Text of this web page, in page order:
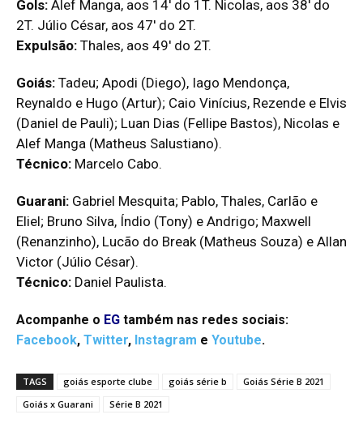
Gols: Alef Manga, aos 14′ do 1T. Nicolas, aos 38′ do
2T. Júlio César, aos 47′ do 2T.
Expulsão: Thales, aos 49′ do 2T.
Goiás: Tadeu; Apodi (Diego), Iago Mendonça,
Reynaldo e Hugo (Artur); Caio Vinícius, Rezende e Elvis
(Daniel de Pauli); Luan Dias (Fellipe Bastos), Nicolas e
Alef Manga (Matheus Salustiano).
Técnico: Marcelo Cabo.
Guarani: Gabriel Mesquita; Pablo, Thales, Carlão e
Eliel; Bruno Silva, Índio (Tony) e Andrigo; Maxwell
(Renanzinho), Lucão do Break (Matheus Souza) e Allan
Victor (Júlio César).
Técnico: Daniel Paulista.
Acompanhe o EG também nas redes sociais:
Facebook, Twitter, Instagram e Youtube.
TAGS goiás esporte clube goiás série b
Goiás Série B 2021
Goiás x Guarani
Série B 2021